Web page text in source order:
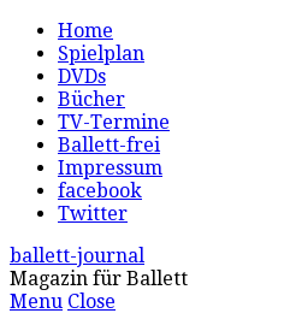
Home
Spielplan
DVDs
Bücher
TV-Termine
Ballett-frei
Impressum
facebook
Twitter
ballett-journal
Magazin für Ballett
Menu Close